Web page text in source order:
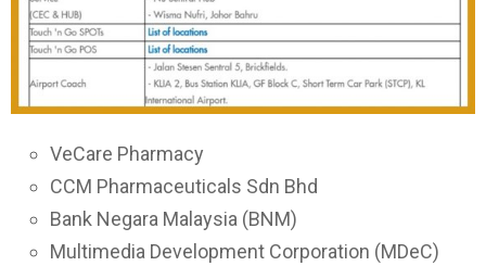
VeCare Pharmacy
CCM Pharmaceuticals Sdn Bhd
Bank Negara Malaysia (BNM)
Multimedia Development Corporation (MDeC)